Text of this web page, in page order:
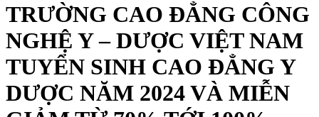
TRƯỜNG CAO ĐẲNG CÔNG
NGHỆ Y – DƯỢC VIỆT NAM
TUYỂN SINH CAO ĐẲNG Y
DƯỢC NĂM 2024 VÀ MIỄN